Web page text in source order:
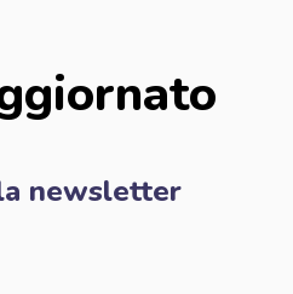
newsletter